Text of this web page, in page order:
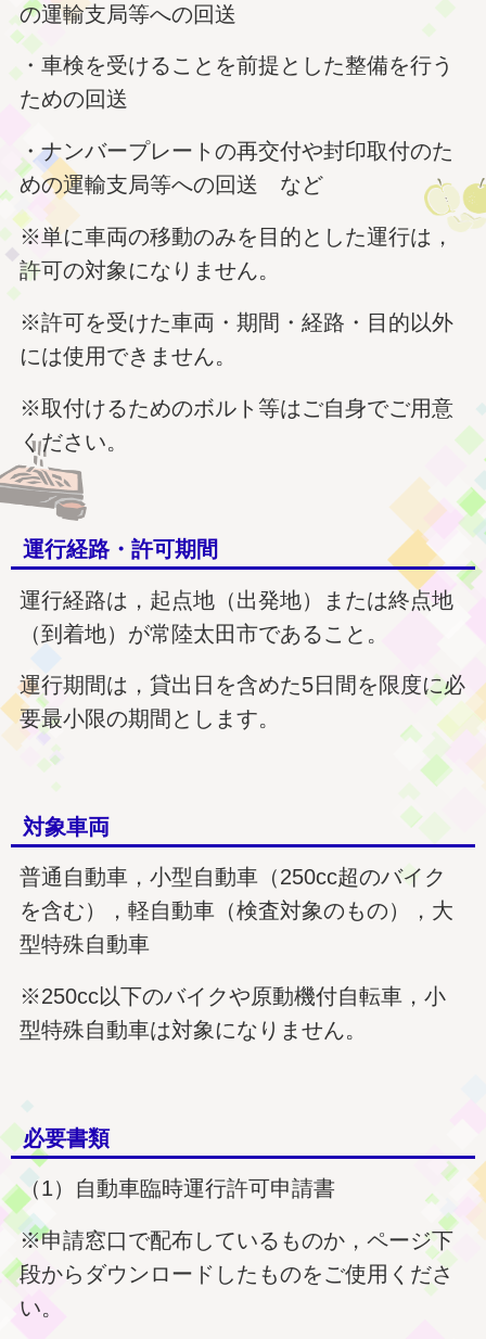
の運輸支局等への回送
・車検を受けることを前提とした整備を行う
ための回送
・ナンバープレートの再交付や封印取付のた
めの運輸支局等への回送 など
※単に車両の移動のみを目的とした運行は，
許可の対象になりません。
※許可を受けた車両・期間・経路・目的以外
には使用できません。
※取付けるためのボルト等はご自身でご用意
ください。
運行経路・許可期間
運行経路は，起点地（出発地）または終点地
（到着地）が常陸太田市であること。
運行期間は，貸出日を含めた5日間を限度に必
要最小限の期間とします。
対象車両
普通自動車，小型自動車（250cc超のバイク
を含む），軽自動車（検査対象のもの），大
型特殊自動車
※250cc以下のバイクや原動機付自転車，小
型特殊自動車は対象になりません。
必要書類
（1）自動車臨時運行許可申請書
※申請窓口で配布しているものか，ページ下
段からダウンロードしたものをご使用くださ
い。